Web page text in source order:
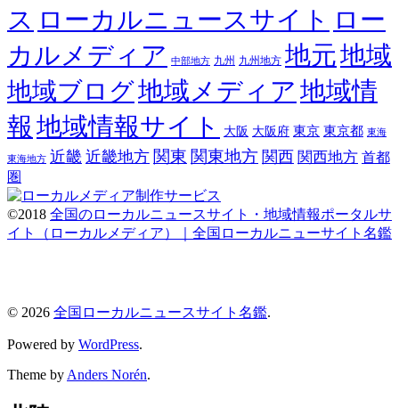
ス ローカルニュースサイト ロー
カルメディア 中部地方 九州 九州地方 地元地域
地域ブログ地域メディア 地域情
報 地域情報サイト 大阪 大阪府 東京 東京都 東海
東海地方 近畿 近畿地方 関東 関東地方 関西 関西地方 首都
圏
©2018 全国のローカルニュースサイト・地域情報ポータルサ
イト（ローカルメディア）｜全国ローカルニューサイト名鑑
© 2026 全国ローカルニュースサイト名鑑.
Powered by WordPress.
Theme by Anders Norén.